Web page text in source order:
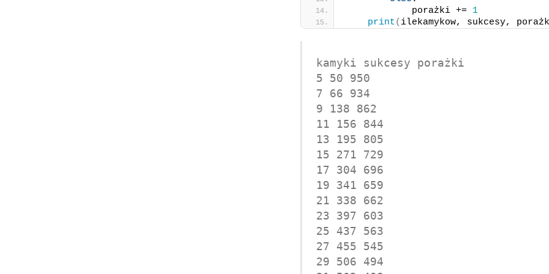
            porażki +=
1
print( ilekamykow, sukcesy,
kamyki sukcesy porażki
5 50 950
7 66 934
9 138 862
11 156 844
13 195 805
15 271 729
17 304 696
19 341 659
21 338 662
23 397 603
25 437 563
27 455 545
29 506 494